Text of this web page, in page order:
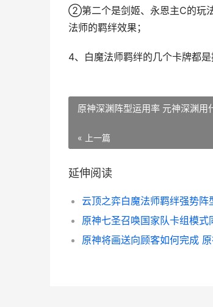
②第二个是剑姬、永恩主C的玩
法师的羁绊效果；
4、白魔法师羁绊的几个卡牌都
原神深渊阵型运用率 元神深渊用
« 上一篇
延伸阅读
原神将画送向顾客如何完成